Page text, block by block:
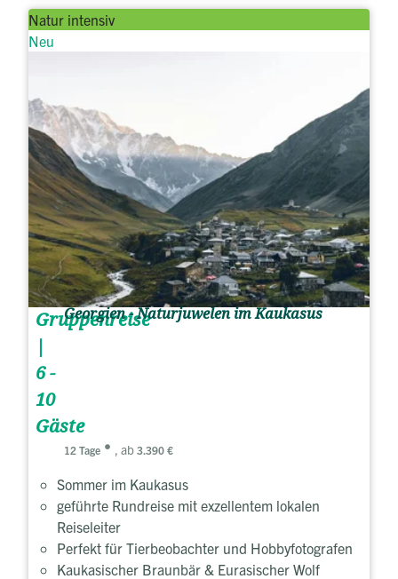
Natur intensiv
Neu
Gruppenreise
|
6 -
10
Gäste
Georgien - Naturjuwelen im Kaukasus
12 Tage , ab 3.390 €
Sommer im Kaukasus
geführte Rundreise mit exzellentem lokalen
Reiseleiter
Perfekt für Tierbeobachter und Hobbyfotografen
Kaukasischer Braunbär & Eurasischer Wolf